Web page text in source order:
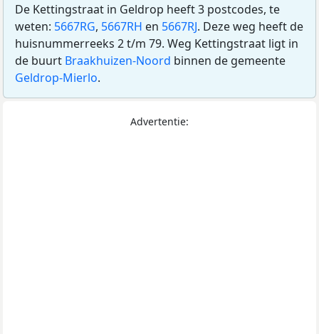
De Kettingstraat in Geldrop heeft 3 postcodes, te
weten: 5667RG, 5667RH en 5667RJ. Deze weg heeft de
huisnummerreeks 2 t/m 79. Weg Kettingstraat ligt in
de buurt Braakhuizen-Noord binnen de gemeente
Geldrop-Mierlo.
Advertentie: